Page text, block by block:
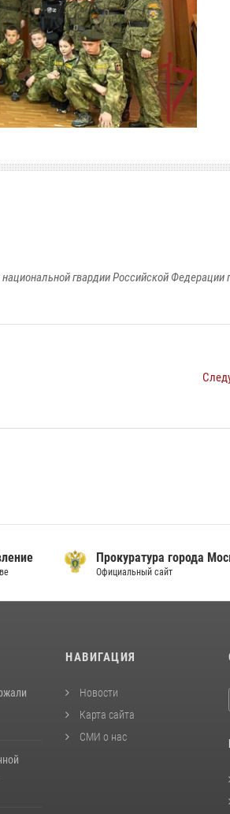
гвардии Российской Федерации
Прокуратура города
Официальный сайт
НАВИГАЦИЯ
Новости
Карта сайта
СМИ о нас